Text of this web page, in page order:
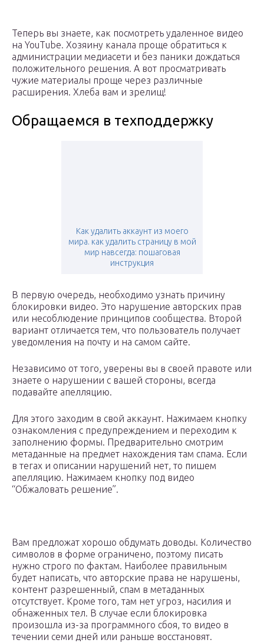
Теперь вы знаете, как посмотреть удаленное видео
на YouTube. Хозяину канала проще обратиться к
администрации медиасети и без паники дождаться
положительного решения. А вот просматривать
чужие материалы проще через различные
расширения. Хлеба вам и зрелищ!
Обращаемся в техподдержку
Как удалить аккаунт из моего
мира. как удалить страницу в мой
мир навсегда: пошаговая
инструкция
В первую очередь, необходимо узнать причину
блокировки видео. Это нарушение авторских прав
или несоблюдение принципов сообщества. Второй
вариант отличается тем, что пользователь получает
уведомления на почту и на самом сайте.
Независимо от того, уверены вы в своей правоте или
знаете о нарушении с вашей стороны, всегда
подавайте апелляцию.
Для этого заходим в свой аккаунт. Нажимаем кнопку
ознакомления с предупреждением и переходим к
заполнению формы. Предварительно смотрим
метаданные на предмет нахождения там спама. Если
в тегах и описании нарушений нет, то пишем
апелляцию. Нажимаем кнопку под видео
“Обжаловать решение”.
Вам предложат хорошо обдумать доводы. Количество
символов в форме ограничено, поэтому писать
нужно строго по фактам. Наиболее правильным
будет написать, что авторские права не нарушены,
контент разрешенный, спам в метаданных
отсутствует. Кроме того, там нет угроз, насилия и
обнаженных тел. В случае если блокировка
произошла из-за программного сбоя, то видео в
течении семи дней или раньше восстановят.